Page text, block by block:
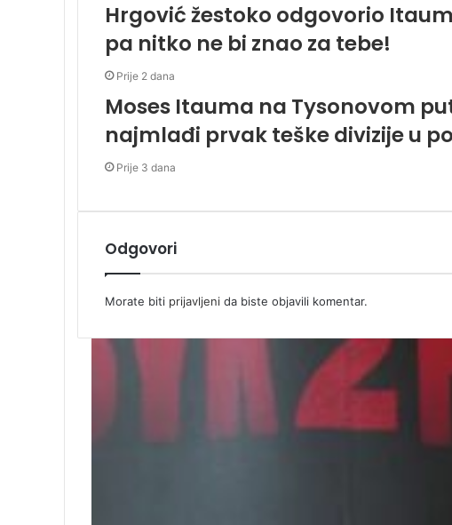
Hrgović žestoko odgovorio
pa nitko ne bi znao za tebe!
Prije 2 dana
Moses Itauma na Tysonovom
najmlađi prvak teške divizije u
Prije 3 dana
Odgovori
Morate biti prijavljeni da biste objavili komentar.